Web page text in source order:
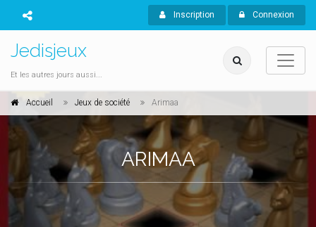
Inscription Connexion
Jedisjeux
Et les autres jours aussi...
Accueil Jeux de société Arimaa
ARIMAA